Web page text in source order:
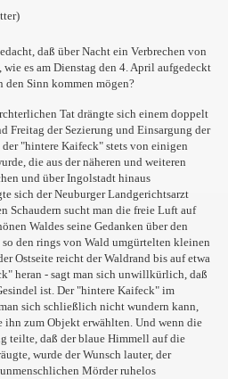
daß über Nacht ein Verbrechen von
es am Dienstag den 4. April aufgedeckt
den Sinn kommen mögen?
Tat drängte sich einem doppelt
Freitag der Sezierung und Einsargung der
"hintere Kaifeck" stets von einigen
die aus der näheren und weiteren
und über Ingolstadt hinaus
sich der Neuburger Landgerichtsarzt
Schaudern sucht man die freie Luft auf
Waldes seine Gedanken über den
den rings von Wald umgürtelten kleinen
Ostseite reicht der Waldrand bis auf etwa
heran - sagt man sich unwillkürlich, daß
ist. Der "hintere Kaifeck" im
sich schließlich nicht wundern kann,
ihn zum Objekt erwählten. Und wenn die
teilte, daß der blaue Himmell auf die
wurde der Wunsch lauter, der
Mörder ruhelos